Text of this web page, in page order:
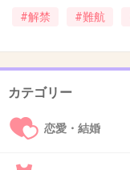
嫌い。整形女。
#解禁 #難航
カテゴリー
恋愛・結婚